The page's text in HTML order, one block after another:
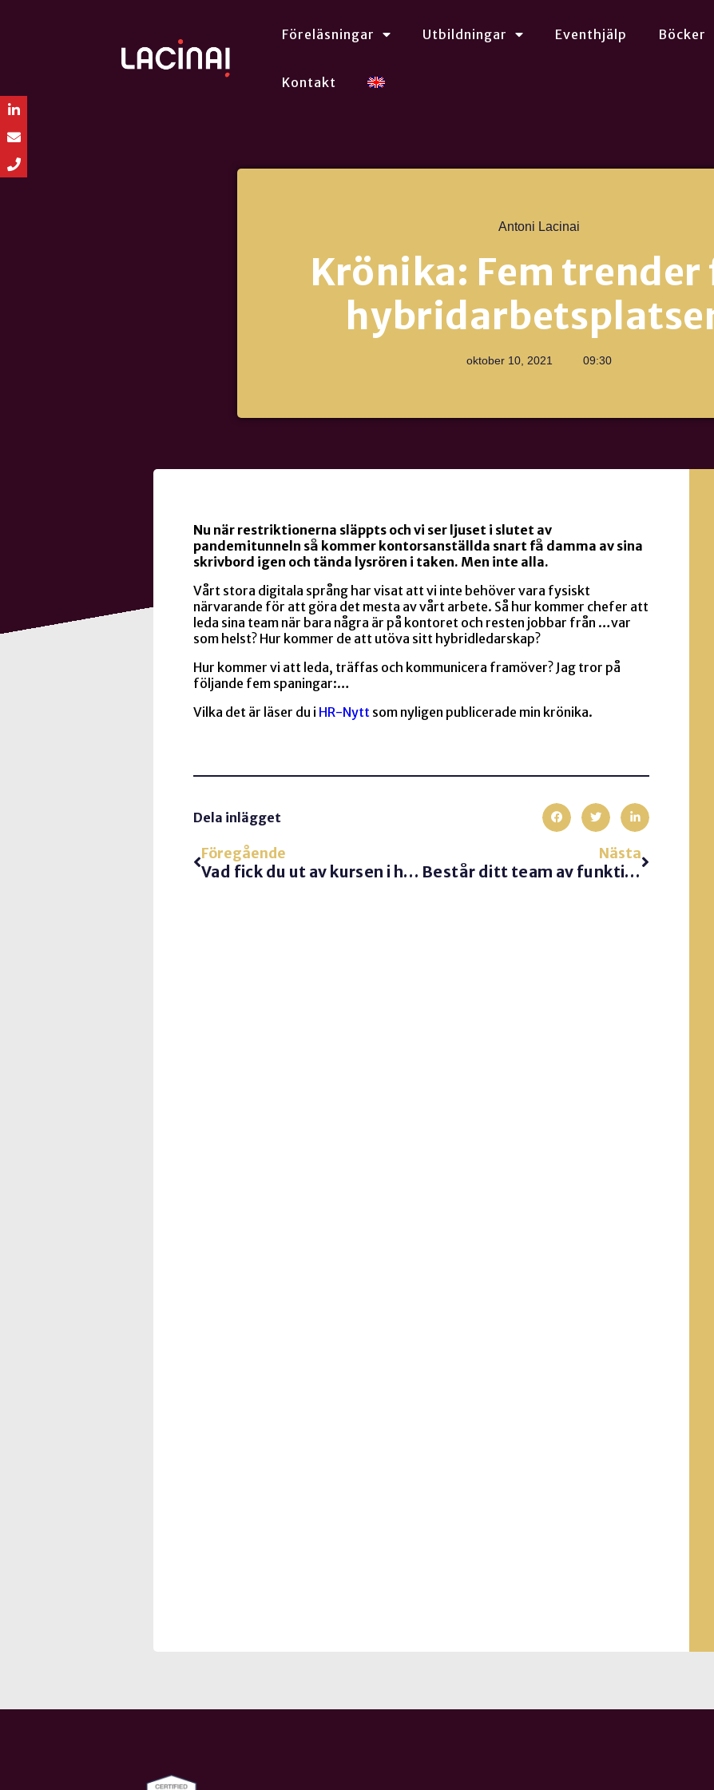
Föreläsningar Utbildningar Eventhjälp Böcker
Kontakt
Antoni Lacinai
Krönika: Fem trender
oktober 10, 2021 09:30
Nu när restriktionerna släppts och vi ser ljuset i slutet av
pandemitunneln så kommer kontorsanställda snart få damma av sina
skrivbord igen och tända lysrören i taken. Men inte alla.
Vårt stora digitala språng har visat att vi inte behöver vara fysiskt
närvarande för att göra det mesta av vårt arbete. Så hur kommer chefer att
leda sina team när bara några är på kontoret och resten jobbar från …var
som helst? Hur kommer de att utöva sitt hybridledarskap?
Hur kommer vi att leda, träffas och kommunicera framöver? Jag tror på
följande fem spaningar:…
Vilka det är läser du i HR-Nytt som nyligen publicerade min krönika.
Dela inlägget
Föregående
Vad fick du ut av kursen i hybridledarskap?
Nästa
Består ditt team av funktioner eller personer